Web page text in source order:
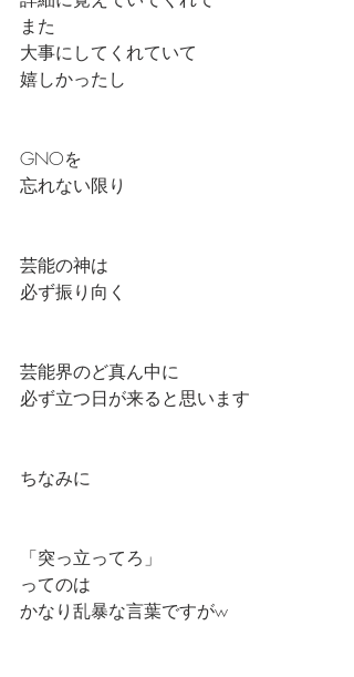
また
大事にしてくれていて
嬉しかったし
GNOを
忘れない限り
芸能の神は
必ず振り向く
芸能界のど真ん中に
必ず立つ日が来ると思います
ちなみに
「突っ立ってろ」
ってのは
かなり乱暴な言葉ですがw